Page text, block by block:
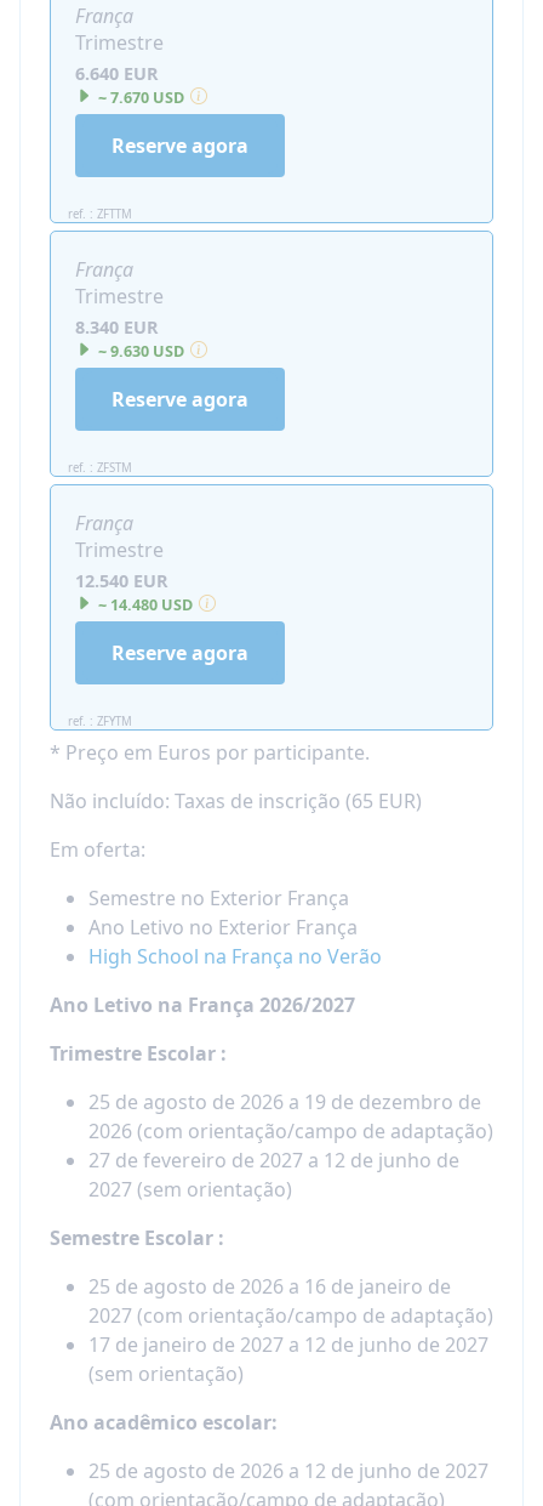
França
Trimestre
6.640 EUR
~ 7.670 USD
ref. : ZFTTM
Reserve agora
França
Trimestre
8.340 EUR
~ 9.630 USD
ref. : ZFSTM
Reserve agora
França
Trimestre
12.540 EUR
~ 14.480 USD
ref. : ZFYTM
Reserve agora
* Preço em Euros por participante.
Não incluído: Taxas de inscrição (65 EUR)
Em oferta:
Semestre no Exterior França
Ano Letivo no Exterior França
High School na França no Verão
Ano Letivo na França 2026/2027
Trimestre Escolar :
25 de agosto de 2026 a 19 de dezembro de
2026 (com orientação/campo de adaptação)
27 de fevereiro de 2027 a 12 de junho de
2027 (sem orientação)
Semestre Escolar :
25 de agosto de 2026 a 16 de janeiro de
2027 (com orientação/campo de adaptação)
17 de janeiro de 2027 a 12 de junho de 2027
(sem orientação)
Ano acadêmico escolar:
25 de agosto de 2026 a 12 de junho de 2027
(com orientação/campo de adaptação)